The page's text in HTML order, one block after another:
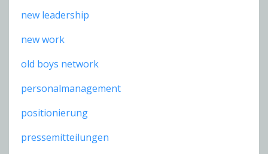
new leadership
new work
old boys network
personalmanagement
positionierung
pressemitteilungen